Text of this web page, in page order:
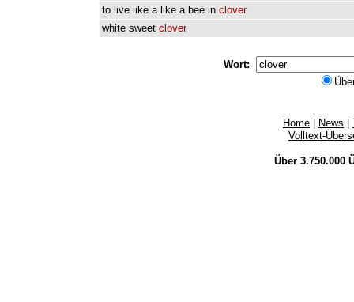
to live like a like a bee in clover
white sweet clover
Wort:
Home News
Volltext-
Über 3.750.000